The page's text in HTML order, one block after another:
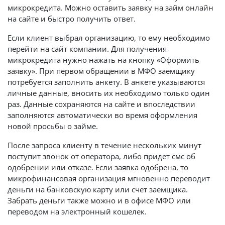
микрокредита. Можно оставить заявку на займ онлайн
на сайте и быстро получить ответ.
Если клиент выбрал организацию, то ему необходимо
перейти на сайт компании. Для получения
микрокредита нужно нажать на кнопку «Оформить
заявку». При первом обращении в МФО заемщику
потребуется заполнить анкету. В анкете указываются
личные данные, вносить их необходимо только один
раз. Данные сохраняются на сайте и впоследствии
заполняются автоматически во время оформления
новой просьбы о займе.
После запроса клиенту в течение нескольких минут
поступит звонок от оператора, либо придет смс об
одобрении или отказе. Если заявка одобрена, то
микрофинансовая организация мгновенно переводит
деньги на банковскую карту или счет заемщика.
Забрать деньги также можно и в офисе МФО или
переводом на электронный кошелек.